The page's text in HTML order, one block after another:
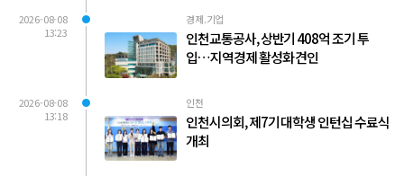
2026-08-08
13:23
경제.기업
인천교통공사, 상반기 408억 조기 투
입…지역경제 활성화 견인
2026-08-08
13:18
인천
인천시의회, 제7기 대학생 인턴십 수료식
개최